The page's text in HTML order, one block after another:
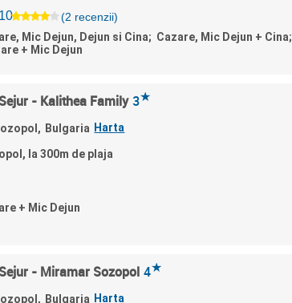
(2 recenzii)
Mic Dejun, Dejun si Cina; Cazare, Mic Dejun + Cina;
+ Mic Dejun
- Kalithea Family 3★
Bulgaria Harta
la 300m de plaja
+ Mic Dejun
- Miramar Sozopol 4★
Bulgaria Harta